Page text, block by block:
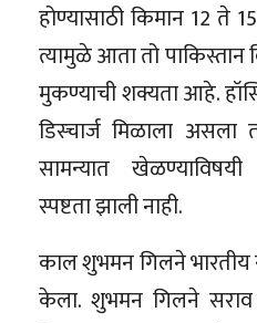
होण्यासाठी किमान 12 ते
त्यामुळे आता तो पाकिस्तान
मुकण्याची शक्यता आहे.
डिस्चार्ज मिळाला असला
सामन्यात खेळण्याविषयी
स्पष्टता झाली नाही.
काल शुभमन गिलने
केला. शुभमन गिलने सराव